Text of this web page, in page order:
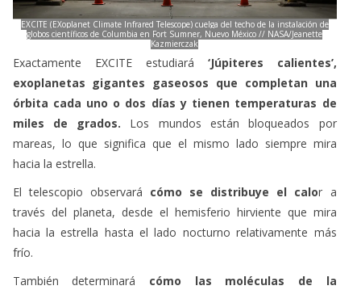
EXCITE (EXoplanet Climate Infrared Telescope) cuelga del techo de la instalación de
globos científicos de Columbia en Fort Sumner, Nuevo México // NASA/Jeanette
Kazmierczak
Exactamente EXCITE estudiará ‘Júpiteres calientes’,
exoplanetas gigantes gaseosos que completan una
órbita cada uno o dos días y tienen temperaturas de
miles de grados. Los mundos están bloqueados por
mareas, lo que significa que el mismo lado siempre mira
hacia la estrella.
El telescopio observará cómo se distribuye el calor a
través del planeta, desde el hemisferio hirviente que mira
hacia la estrella hasta el lado nocturno relativamente más
frío.
También determinará cómo las moléculas de la